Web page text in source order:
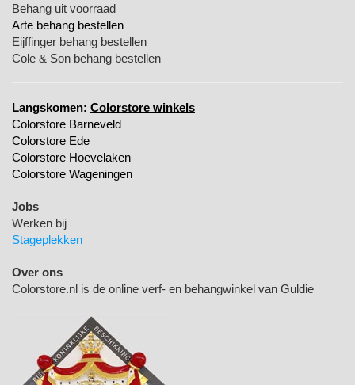
Behang uit voorraad
Arte behang bestellen
Eijffinger behang bestellen
Cole & Son behang bestellen
Langskomen: Colorstore winkels
Colorstore Barneveld
Colorstore Ede
Colorstore Hoevelaken
Colorstore Wageningen
Jobs
Werken bij
Stageplekken
Over ons
Colorstore.nl is de online verf- en behangwinkel van Guldie